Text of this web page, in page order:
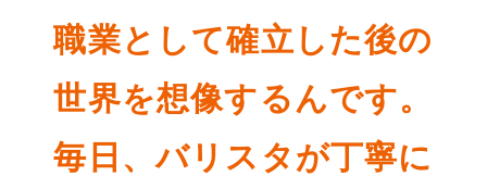
職業として確立した後の
世界を想像するんです。
毎日、バリスタが丁寧に